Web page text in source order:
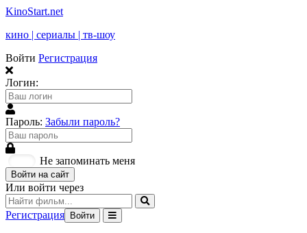
KinoStart.net
кино | сериалы | тв-шоу
Войти Регистрация
Логин:
Пароль: Забыли пароль?
Не запоминать меня
Войти на сайт
Или войти через
Регистрация Войти